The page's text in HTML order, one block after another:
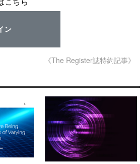
ン
《The Register誌特約記事》